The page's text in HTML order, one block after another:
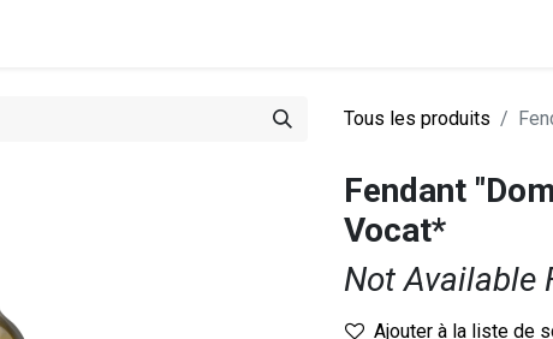
Tous les produits
Fendant
Vocat*
Not Available
Ajouter à la liste de